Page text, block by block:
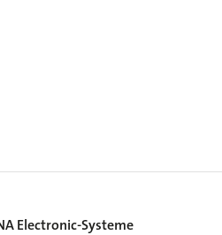
Electronic-Systeme